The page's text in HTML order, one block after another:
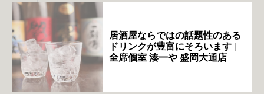
居酒屋ならではの話題性のある
ドリンクが豊富にそろいます |
全席個室 湊一や 盛岡大通店